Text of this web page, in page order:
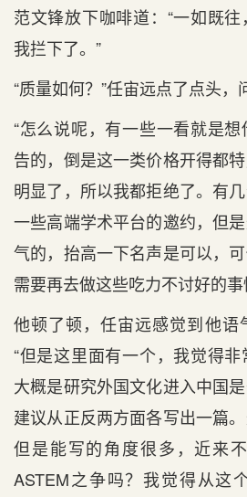
范文锋放下咖啡道：“一如既
我拦下了。”
“质量如何？”任宙远点了点头，
“怎么说呢，有一些一看就是
告的，倒是这一类价格开得都
明显了，所以我都拒绝了。有
一些高端学术平台的邀约，但
气的，抬高一下名声是可以，
需要再去做这些吃力不讨好的事
他顿了顿，任宙远感觉到他语
“但是这里面有一个，我觉得
大概是研究外国文化进入中国是
建议从正反两方面各写出一篇。
但是能写的角度很多，近来
ASTEM之争吗？我觉得从这